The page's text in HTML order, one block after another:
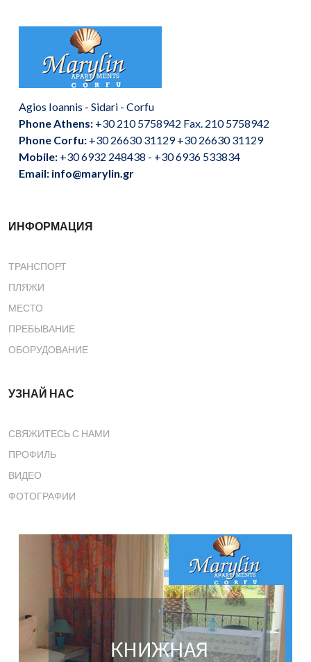
Agios Ioannis - Sidari - Corfu
Phone Athens: +30 210 5758942 Fax. 210 5758942
Phone Corfu: +30 26630 31129 +30 26630 31129
Mobile: +30 6932 248438 - +30 6936 533834
Email: info@marylin.gr
ИНФОРМАЦИЯ
ТРАНСПОРТ
ПЛЯЖИ
МЕСТО
ПРЕБЫВАНИЕ
ОБОРУДОВАНИЕ
УЗНАЙ НАС
СВЯЖИТЕСЬ С НАМИ
ПРОФИЛЬ
ВИДЕО
ФОТОГРАФИИ